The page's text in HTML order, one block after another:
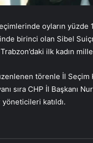
oyların yüzde
birinci olan Sibel
ilk kadın
törenle İl Seçim
sıra CHP İl Başkanı
katıldı.